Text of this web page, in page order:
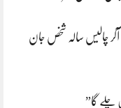
آکر چالیس سالہ شخص جان
چلے گا”